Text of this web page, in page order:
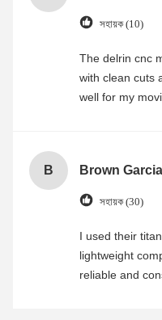
সহায়ক (10)
The delrin cnc
with clean cuts
well for my
B Brown Garcia
সহায়ক (30)
I used their
lightweight
reliable and